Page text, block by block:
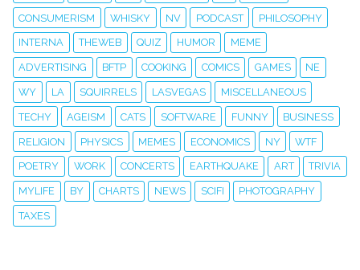
CONSUMERISM WHISKY NV PODCAST PHILOSOPHY
INTERNA THEWEB QUIZ HUMOR MEME
ADVERTISING BFTP COOKING COMICS GAMES NE
WY LA SQUIRRELS LASVEGAS MISCELLANEOUS
TECHY AGEISM CATS SOFTWARE FUNNY BUSINESS
RELIGION PHYSICS MEMES ECONOMICS NY WTF
POETRY WORK CONCERTS EARTHQUAKE ART TRIVIA
MYLIFE BY CHARTS NEWS SCIFI PHOTOGRAPHY
TAXES